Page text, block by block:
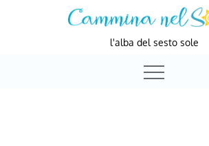
l'alba del sesto sole